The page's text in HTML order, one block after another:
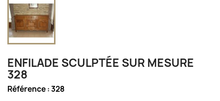
ENFILADE SCULPTÉE SUR MESURE
328
Référence :328